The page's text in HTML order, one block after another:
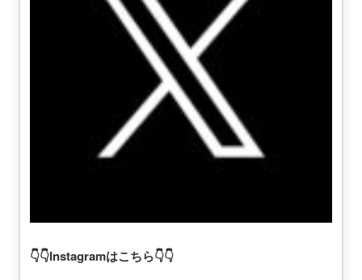
👇👇Instagramはこちら👇👇